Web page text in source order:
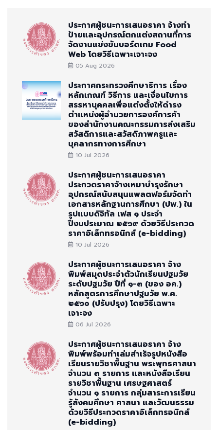
ประกาศผู้ชนะการเสนอราคา จ้างทำ
ป้ายและอุปกรณ์ตกแต่งสถานที่การ
จัดงานแข่งขันบอร์ดเกม Food
Web โดยวิธีเฉพาะเจาะจง
05 Aug 2026
ประกาศกระทรวงศึกษาธิการ เรื่อง
หลักเกณฑ์ วิธีการ และเงื่อนไขการ
สรรหาบุคคลเพื่อแต่งตั้งให้ดำรง
ตำแหน่งผู้อำนวยการองค์การค้า
ของสำนักงานคณะกรรมการส่งเสริม
สวัสดิการและสวัสดิภาพครูและ
บุคลากรทางการศึกษา
10 Jul 2026
ประกาศผู้ชนะการเสนอราคา
ประกวดราคาจ้างเหมาบำรุงรักษา
อุปกรณ์สนับสนุนแพลตฟอร์มจัดทำ
เอกสารหลักฐานการศึกษา (ปพ.) ใน
รูปแบบดิจิทัล เฟส ๑ ประจำ
ปีงบประมาณ ๒๕๖๙ ด้วยวิธีประกวด
ราคาอิเล็กทรอนิกส์ (e-bidding)
10 Jul 2026
ประกาศผู้ชนะการเสนอราคา จ้าง
พิมพ์สมุดประจำตัวนักเรียนปฐมวัย
ระดับปฐมวัย ปีที่ ๑-๓ (ของ อค.)
หลักสูตรการศึกษาปฐมวัย พ.ศ.
๒๕๖๐ (ปรับปรุง) โดยวิธีเฉพาะ
เจาะจง
06 Jul 2026
ประกาศผู้ชนะการเสนอราคา จ้าง
พิมพ์พร้อมทำเล่มสำเร็จรูปหนังสือ
เรียนรายวิชาพื้นฐาน พระพุทธศาสนา
จำนวน ๓ รายการ และหนังสือเรียน
รายวิชาพื้นฐาน เศรษฐศาสตร์
จำนวน ๑ รายการ กลุ่มสาระการเรียน
รู้สังคมศึกษา ศาสนา และวัฒนธรรม
ด้วยวิธีประกวดราคาอิเล็กทรอนิกส์
(e-bidding)